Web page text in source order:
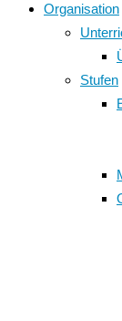
Organisation
Stufen